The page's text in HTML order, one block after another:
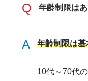
Q 年齢制限は
A 年齢制限は
10代～70代